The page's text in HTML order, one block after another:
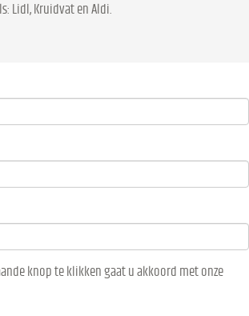
Lidl, Kruidvat en Aldi.
knop te klikken gaat u akkoord met onze